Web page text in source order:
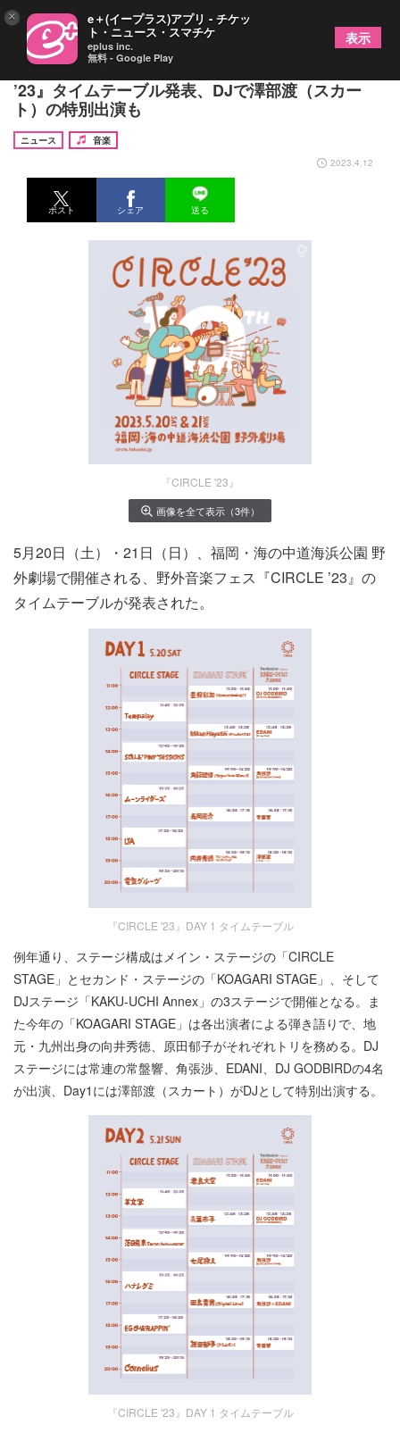
トリは電気グルーヴ、Cornelius、福岡『CIRCLE
’23』タイムテーブル発表、DJで澤部渡（スカー
ト）の特別出演も
ニュース
音楽
2023.4.12
ポスト シェア 送る
『CIRCLE '23』
画像を全て表示（3件）
5月20日（土）・21日（日）、福岡・海の中道海浜公園 野
外劇場で開催される、野外音楽フェス『CIRCLE ’23』の
タイムテーブルが発表された。
『CIRCLE '23』DAY 1 タイムテーブル
例年通り、ステージ構成はメイン・ステージの「CIRCLE
STAGE」とセカンド・ステージの「KOAGARI STAGE」、そして
DJステージ「KAKU-UCHI Annex」の3ステージで開催となる。ま
た今年の「KOAGARI STAGE」は各出演者による弾き語りで、地
元・九州出身の向井秀徳、原田郁子がそれぞれトリを務める。DJ
ステージには常連の常盤響、角張渉、EDANI、DJ GODBIRDの4名
が出演、Day1には澤部渡（スカート）がDJとして特別出演する。
『CIRCLE '23』DAY 1 タイムテーブル
× e＋(イープラス)アプリ - チケッ
ト・ニュース・スマチケ
eplus inc.
無料 - Google Play
表示